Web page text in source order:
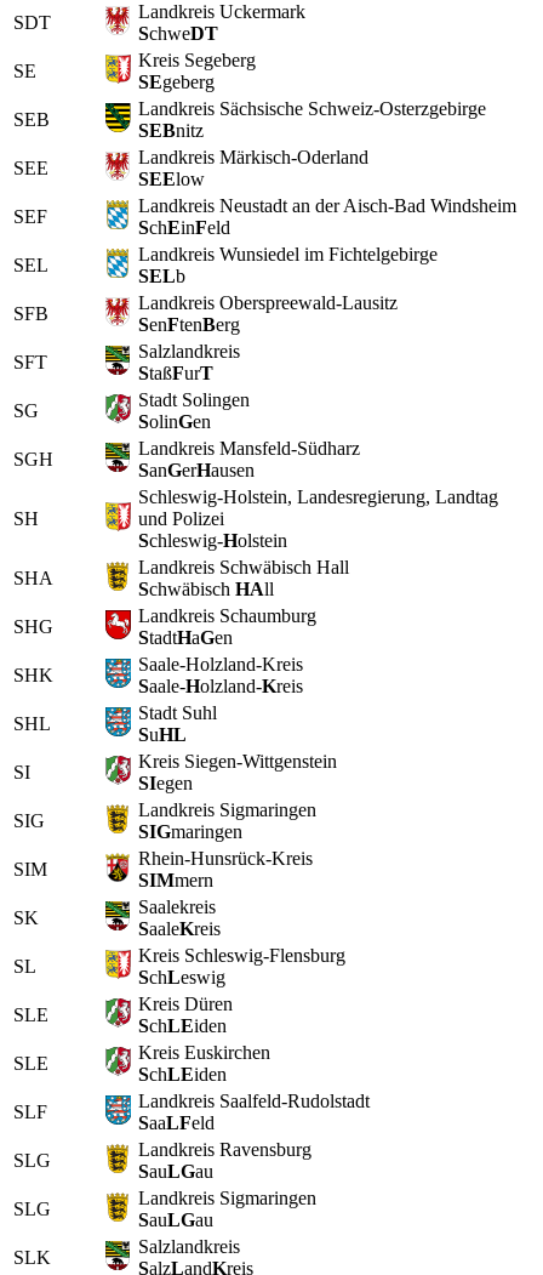
SDT
Landkreis Uckermark
SchweDT
SE
Kreis Segeberg
SEgeberg
SEB
Landkreis Sächsische Schweiz-Osterzgebirge
SEBnitz
SEE
Landkreis Märkisch-Oderland
SEElow
SEF
Landkreis Neustadt an der Aisch-Bad Windsheim
SchEinFeld
SEL
Landkreis Wunsiedel im Fichtelgebirge
SELb
SFB
Landkreis Oberspreewald-Lausitz
SenFtenBerg
SFT
Salzlandkreis
StaßFurT
SG
Stadt Solingen
SolinGen
SGH
Landkreis Mansfeld-Südharz
SanGerHausen
SH
Schleswig-Holstein, Landesregierung, Landtag
und Polizei
Schleswig-Holstein
SHA
Landkreis Schwäbisch Hall
Schwäbisch HAll
SHG
Landkreis Schaumburg
StadtHaGen
SHK
Saale-Holzland-Kreis
Saale-Holzland-Kreis
SHL
Stadt Suhl
SuHL
SI
Kreis Siegen-Wittgenstein
SIegen
SIG
Landkreis Sigmaringen
SIGmaringen
SIM
Rhein-Hunsrück-Kreis
SIMmern
SK
Saalekreis
SaaleKreis
SL
Kreis Schleswig-Flensburg
SchLeswig
SLE
Kreis Düren
SchLEiden
SLE
Kreis Euskirchen
SchLEiden
SLF
Landkreis Saalfeld-Rudolstadt
SaaLFeld
SLG
Landkreis Ravensburg
SauLGau
SLG
Landkreis Sigmaringen
SauLGau
SLK
Salzlandkreis
SalzLandKreis